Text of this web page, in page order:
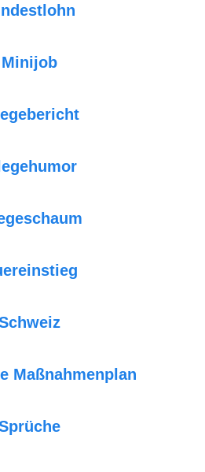
Minijob
Maßnahmenplan